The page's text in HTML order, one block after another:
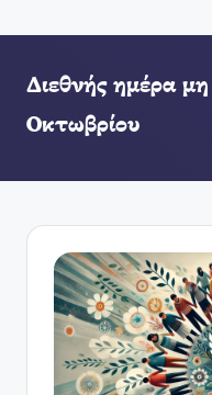
Διεθνής ημέρα
Οκτωβρίου